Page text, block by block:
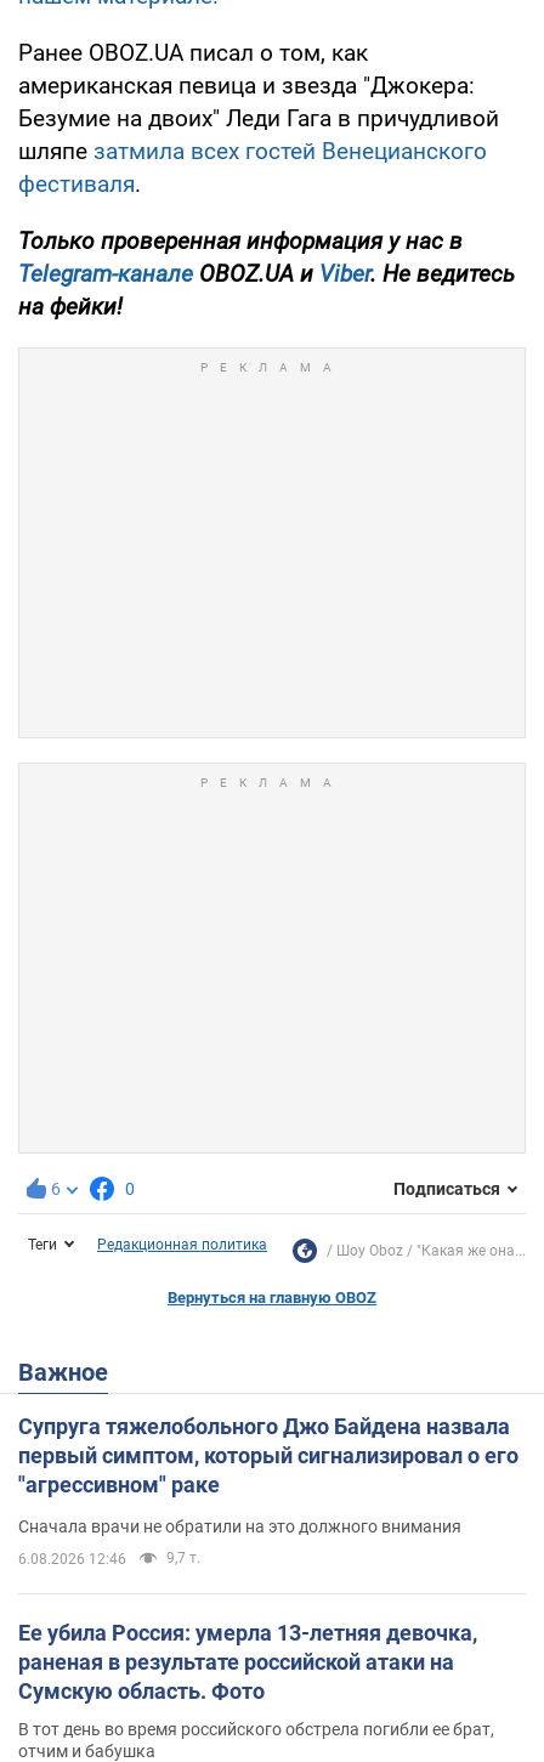
Ранее OBOZ.UA писал о том, как
американская певица и звезда "Джокера:
Безумие на двоих" Леди Гага в причудливой
шляпе затмила всех гостей Венецианского
фестиваля.
Только проверенная информация у нас в
Telegram-канале OBOZ.UA и Viber. Не ведитесь
на фейки!
6 0 Подписаться
Теги Редакционная политика Шоу Oboz "Какая же она...
Вернуться на главную OBOZ
Важное
Супруга тяжелобольного Джо Байдена назвала
первый симптом, который сигнализировал о его
"агрессивном" раке
Сначала врачи не обратили на это должного внимания
6.08.2026 12:46 9,7 т.
Ее убила Россия: умерла 13-летняя девочка,
раненая в результате российской атаки на
Сумскую область. Фото
В тот день во время российского обстрела погибли ее брат,
отчим и бабушка